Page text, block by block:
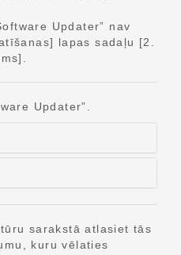
Updater” nav
lapas sadaļu [2.
Updater”.
sarakstā atlasiet tās
kuru vēlaties